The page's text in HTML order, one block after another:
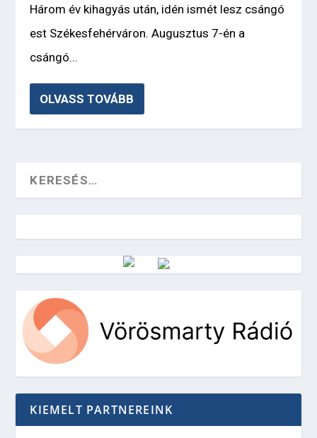
Három év kihagyás után, idén ismét lesz csángó
est Székesfehérváron. Augusztus 7-én a
csángó...
OLVASS TOVÁBB
Vörösmarty Rádió
KIEMELT PARTNEREINK